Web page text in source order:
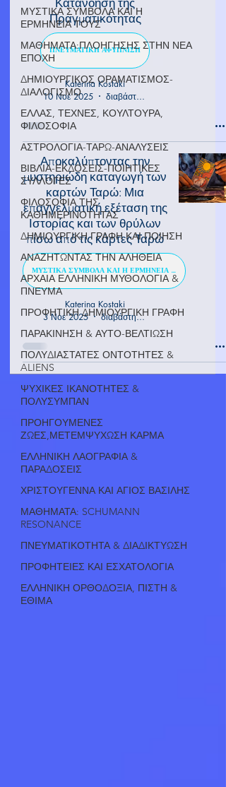
ΜΥΣΤΙΚΑ ΣΥΜΒΟΛΑ ΚΑΙ Η
ΕΡΜΗΝΕΙΑ ΤΟΥΣ
ΜΑΘΗΜΑΤΑ:ΠΛΟΗΓΗΣΗΣ ΣΤΗΝ ΝΕΑ
ΕΠΟΧΗ
ΔΗΜΙΟΥΡΓΙΚΟΣ ΟΡΑΜΑΤΙΣΜΟΣ-
ΔΙΑΛΟΓΙΣΜΟ
ΕΛΛΑΣ, ΤΕΧΝΕΣ, ΚΟΥΛΤΟΥΡΑ,
ΦΙΛΟΣΟΦΙΑ
ΑΣΤΡΟΛΟΓΙΑ-ΤΑΡΩ-ΑΝΑΛΥΣΕΙΣ
ΒΙΒΛΙΑ-ΕΚΔΟΣΕΙΣ-ΠΟΙΗΤΙΚΕΣ
ΣΥΛΛΟΓΕΣ
ΦΙΛΟΣΟΦΙΑ ΤΗΣ
ΚΑΘΗΜΕΡΙΝΟΤΗΤΑΣ
ΔΗΜΙΟΥΡΓΙΚΗ ΓΡΑΦΗ ΚΑΙ ΠΟΙΗΣΗ
ΑΝΑΖΗΤΩΝΤΑΣ ΤΗΝ ΑΛΗΘΕΙΑ
ΑΡΧΑΙΑ ΕΛΛΗΝΙΚΗ ΜΥΘΟΛΟΓΙΑ &
ΠΝΕΥΜΑ
ΠΡΟΦΗΤΙΚΗ ΔΗΜΙΟΥΡΓΙΚΗ ΓΡΑΦΗ
ΠΑΡΑΚΙΝΗΣΗ & ΑΥΤΟ-ΒΕΛΤΙΩΣΗ
ΠΟΛΥΔΙΑΣΤΑΤΕΣ ΟΝΤΟΤΗΤΕΣ &
ALIENS
ΨΥΧΙΚΕΣ ΙΚΑΝΟΤΗΤΕΣ &
ΠΟΛΥΣΥΜΠΑΝ
ΠΡΟΗΓΟΥΜΕΝΕΣ
ΖΩΕΣ,ΜΕΤΕΜΨΥΧΩΣΗ ΚΑΡΜΑ
ΕΛΛΗΝΙΚΗ ΛΑΟΓΡΑΦΙΑ &
ΠΑΡΑΔΟΣΕΙΣ
ΧΡΙΣΤΟΥΓΕΝΝΑ ΚΑΙ ΑΓΙΟΣ ΒΑΣΙΛΗΣ
ΜΑΘΗΜΑΤΑ: SCHUMANN
RESONANCE
ΠΝΕΥΜΑΤΙΚΟΤΗΤΑ & ΔΙΑΔΙΚΤΥΩΣΗ
ΠΡΟΦΗΤΕΙΕΣ ΚΑΙ ΕΣΧΑΤΟΛΟΓΙΑ
ΕΛΛΗΝΙΚΗ ΟΡΘΟΔΟΞΙΑ, ΠΙΣΤΗ &
ΕΘΙΜΑ
Πραγματικότητας
ΠΝΕΥΜΑΤΙΚΗ ΑΦΥΠΝΙΣΗ
Katerina Kostaki
10 Νοε 2025
διαβάστηκε 6 λεπτά
Αποκαλύπτοντας την
μυστηριώδη καταγωγή των
καρτών Ταρώ: Μια
επαγγελματική εξέταση της
Ιστορίας και των θρύλων
πίσω από τις κάρτες Ταρώ
ΜΥΣΤΙΚΑ ΣΥΜΒΟΛΑ ΚΑΙ Η ΕΡΜΗΝΕΙΑ ΤΟΥΣ
Katerina Kostaki
3 Νοε 2025
διαβάστηκε 4 λεπτά